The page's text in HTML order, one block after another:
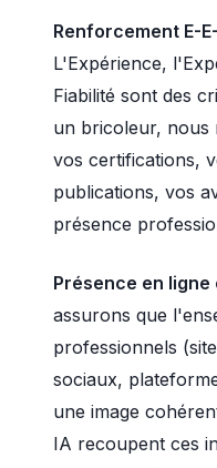
Renforcement E-
L'Expérience,
Fiabilité sont des
un bricoleur, nous
vos certifications,
publications, vos
présence
Présence en
assurons que
professionnels
sociaux,
une image
IA recoupent ces